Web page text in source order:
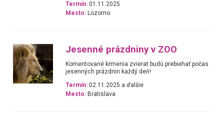
Termín: 01.11.2025
Mesto: Lozorno
Jesenné prázdniny v ZOO
Komentované kŕmenia zvierat budú prebiehať počas
jesenných prázdnin každý deň!
Termín: 02.11.2025 a ďalšie
Mesto: Bratislava